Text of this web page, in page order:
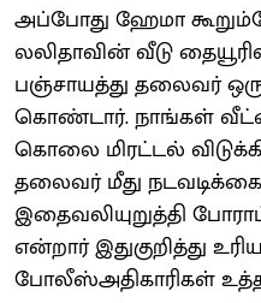
அப்போது ஹேமா
லலிதாவின் வீடு
பஞ்சாயத்து தலைவர்
கொண்டார். நாங்கள்
கொலை மிரட்டல்
தலைவர் மீது
இதைவலியுறுத்தி
என்றார் இதுகுறித்து
போலீஸ்அதிகாரிகள்